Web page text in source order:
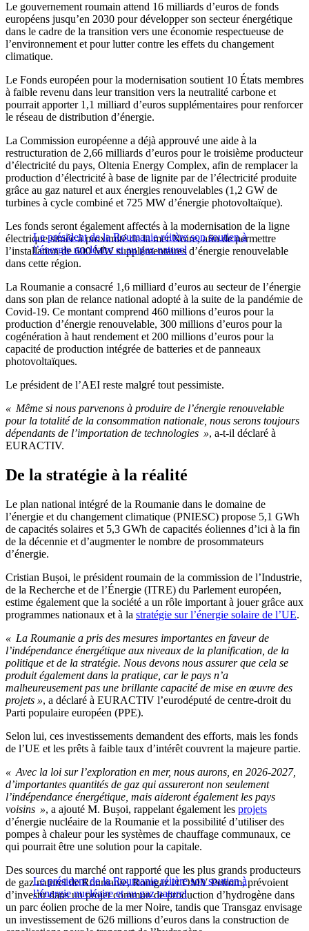
Le gouvernement roumain attend 16 milliards d’euros de fonds
européens jusqu’en 2030 pour développer son secteur énergétique
dans le cadre de la transition vers une économie respectueuse de
l’environnement et pour lutter contre les effets du changement
climatique.
Le Fonds européen pour la modernisation soutient 10 États membres
à faible revenu dans leur transition vers la neutralité carbone et
pourrait apporter 1,1 milliard d’euros supplémentaires pour renforcer
le réseau de distribution d’énergie.
La Commission européenne a déjà approuvé une aide à la
restructuration de 2,66 milliards d’euros pour le troisième producteur
d’électricité du pays, Oltenia Energy Complex, afin de remplacer la
production d’électricité à base de lignite par de l’électricité produite
grâce au gaz naturel et aux énergies renouvelables (1,2 GW de
turbines à cycle combiné et 725 MW d’énergie photovoltaïque).
Le président de la Roumanie réitère son soutien à
l’énergie nucléaire et au gaz naturel
Les fonds seront également affectés à la modernisation de la ligne
électrique située à proximité de la mer Noire, afin de permettre
l’installation de 600 MW supplémentaires d’énergie renouvelable
dans cette région.
La Roumanie a consacré 1,6 milliard d’euros au secteur de l’énergie
dans son plan de relance national adopté à la suite de la pandémie de
Covid-19. Ce montant comprend 460 millions d’euros pour la
production d’énergie renouvelable, 300 millions d’euros pour la
cogénération à haut rendement et 200 millions d’euros pour la
capacité de production intégrée de batteries et de panneaux
photovoltaïques.
Le président de l’AEI reste malgré tout pessimiste.
« Même si nous parvenons à produire de l’énergie renouvelable
pour la totalité de la consommation nationale, nous serons toujours
dépendants de l’importation de technologies », a-t-il déclaré à
EURACTIV.
De la stratégie à la réalité
Le plan national intégré de la Roumanie dans le domaine de
l’énergie et du changement climatique (PNIESC) propose 5,1 GWh
de capacités solaires et 5,3 GWh de capacités éoliennes d’ici à la fin
de la décennie et d’augmenter le nombre de prosommateurs
d’énergie.
Cristian Bușoi, le président roumain de la commission de l’Industrie,
de la Recherche et de l’Énergie (ITRE) du Parlement européen,
estime également que la société a un rôle important à jouer grâce aux
programmes nationaux et à la stratégie sur l’énergie solaire de l’UE.
« La Roumanie a pris des mesures importantes en faveur de
l’indépendance énergétique aux niveaux de la planification, de la
politique et de la stratégie. Nous devons nous assurer que cela se
produit également dans la pratique, car le pays n’a
malheureusement pas une brillante capacité de mise en œuvre des
projets », a déclaré à EURACTIV l’eurodéputé de centre-droit du
Parti populaire européen (PPE).
Selon lui, ces investissements demandent des efforts, mais les fonds
de l’UE et les prêts à faible taux d’intérêt couvrent la majeure partie.
« Avec la loi sur l’exploration en mer, nous aurons, en 2026-2027,
d’importantes quantités de gaz qui assureront non seulement
l’indépendance énergétique, mais aideront également les pays
voisins », a ajouté M. Bușoi, rappelant également les projets
d’énergie nucléaire de la Roumanie et la possibilité d’utiliser des
pompes à chaleur pour les systèmes de chauffage communaux, ce
qui pourrait être une solution pour la capitale.
Le président de la Roumanie réitère son soutien à
l’énergie nucléaire et au gaz naturel
Des sources du marché ont rapporté que les plus grands producteurs
de gaz naturel de Roumanie, Romgaz et OMV Petrom, prévoient
d’investir dans un projet commun de production d’hydrogène dans
un parc éolien proche de la mer Noire, tandis que Transgaz envisage
un investissement de 626 millions d’euros dans la construction de